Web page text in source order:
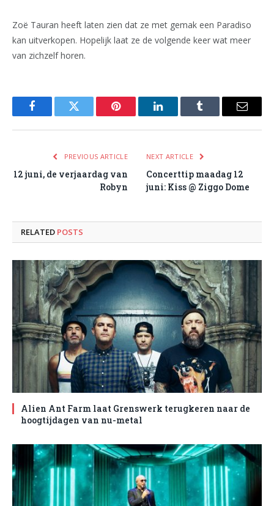
Zoë Tauran heeft laten zien dat ze met gemak een Paradiso
kan uitverkopen. Hopelijk laat ze de volgende keer wat meer
van zichzelf horen.
FacebookTwitter Pinterest LinkedInTumblr Email
PREVIOUS ARTICLE
12 juni, de verjaardag van
Robyn
NEXT ARTICLE
Concerttip maadag 12
juni: Kiss @ Ziggo Dome
RELATED POSTS
Alien Ant Farm laat Grenswerk terugkeren naar de
hoogtijdagen van nu-metal